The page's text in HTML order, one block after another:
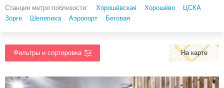
Станции метро поблизости: Хорошёвская Хорошёво
ЦСКА
Зорге
Шелепиха Аэропорт Беговая
На карте